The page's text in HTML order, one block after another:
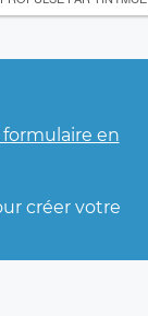
formulaire en
créer votre